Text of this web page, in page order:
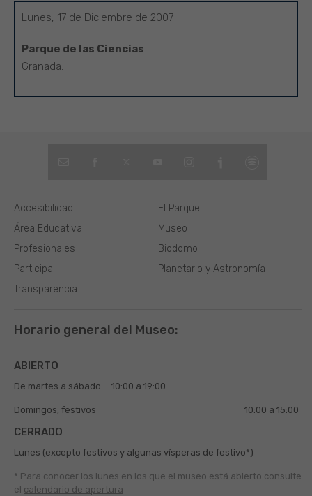
Lunes, 17 de Diciembre de 2007
Parque de las Ciencias
Granada.
El Parque
Museo
Biodomo
Planetario y Astronomía
Área Educativa
Profesionales
Participa
Transparencia
Accesibilidad
Horario general del Museo:
ABIERTO
De martes a sábado 10:00 a 19:00
Domingos, festivos 10:00 a 15:00
CERRADO
Lunes (excepto festivos y algunas vísperas de festivo*)
* Para conocer los lunes en los que el museo está abierto consulte
el calendario de apertura